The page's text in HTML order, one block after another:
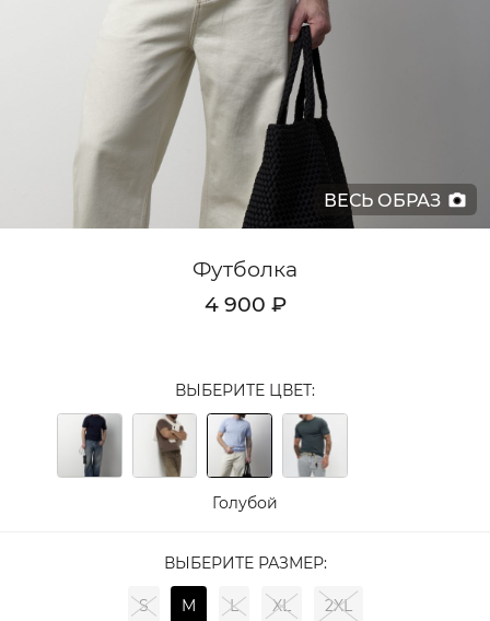
ВЕСЬ ОБРАЗ
Футболка
4 900 ₽
ВЫБЕРИТЕ ЦВЕТ:
Голубой
ВЫБЕРИТЕ РАЗМЕР:
S M L XL 2XL
Кардиганы
Лонгсливы
Поло
Аксессуары